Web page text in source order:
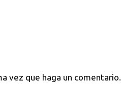
vez que haga un comentario.